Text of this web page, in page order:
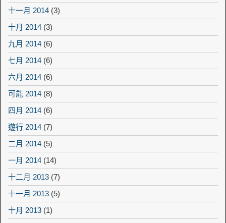
十一月 2014 (3)
十月 2014 (3)
九月 2014 (6)
七月 2014 (6)
六月 2014 (6)
可能 2014 (8)
四月 2014 (6)
遊行 2014 (7)
二月 2014 (5)
一月 2014 (14)
十二月 2013 (7)
十一月 2013 (5)
十月 2013 (1)